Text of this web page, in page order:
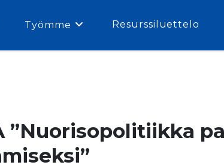
Työmme Resurssiluettelo
”Nuorisopolitiikka